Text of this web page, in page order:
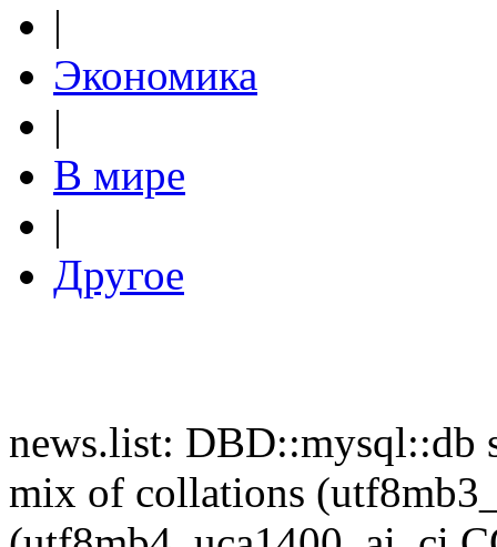
|
Экономика
|
В мире
|
Другое
news.list: DBD::mysql::db
mix of collations